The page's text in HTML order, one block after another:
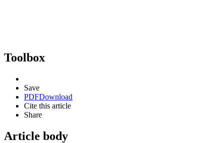
Toolbox
Save
PDFDownload
Cite this article
Share
Article body